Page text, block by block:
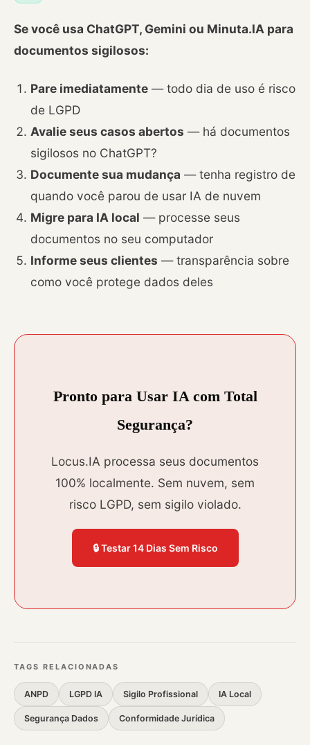
Se você usa ChatGPT, Gemini ou Minuta.IA para
documentos sigilosos:
Pare imediatamente — todo dia de uso é risco
de LGPD
Avalie seus casos abertos — há documentos
sigilosos no ChatGPT?
Documente sua mudança — tenha registro de
quando você parou de usar IA de nuvem
Migre para IA local — processe seus
documentos no seu computador
Informe seus clientes — transparência sobre
como você protege dados deles
Pronto para Usar IA com Total
Segurança?
Locus.IA processa seus documentos
100% localmente. Sem nuvem, sem
risco LGPD, sem sigilo violado.
🔒 Testar 14 Dias Sem Risco
TAGS RELACIONADAS
ANPD LGPD IA Sigilo Profissional IA Local
Segurança Dados Conformidade Jurídica